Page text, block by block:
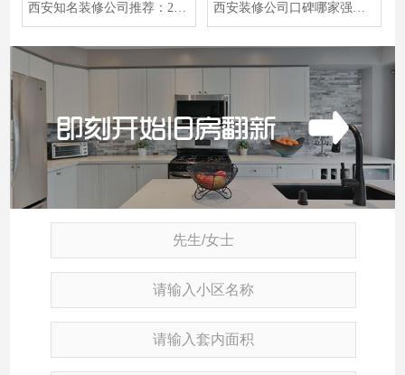
西安知名装修公司推荐：2026西安装修公司前十强，大平层如何装出高级感 西安装修公司口碑哪家强？2026中高端装修公司前五权威曝光